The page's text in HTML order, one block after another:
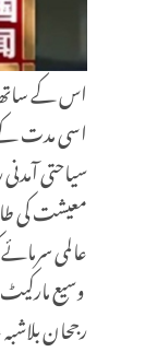
معیشت کی
عالمی
وسیع
رجحان